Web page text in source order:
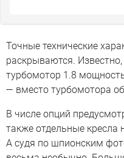
Точные технические
раскрываются.
турбомотор 1.8
— вместо турбомотора
В числе опций
также отдельные кресла
А судя по шпионским